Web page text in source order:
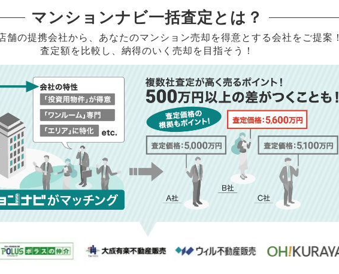
マンションナビ一括査定とは？
舗の提携会社から、 あなたのマンション売却を得意とする会社をご提案！
査定額を比較し、納得のいく売却を目指そう！